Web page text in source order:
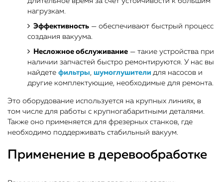
нагрузкам.
Эффективность — обеспечивают быстрый процесс
создания вакуума.
Несложное обслуживание — такие устройства при
наличии запчастей быстро ремонтируются. У нас вы
найдете фильтры, шумоглушители для насосов и
другие комплектующие, необходимые для ремонта.
Это оборудование используется на крупных линиях, в
том числе для работы с крупногабаритными деталями.
Также оно применяется для фрезерных станков, где
необходимо поддерживать стабильный вакуум.
Применение в деревообработке